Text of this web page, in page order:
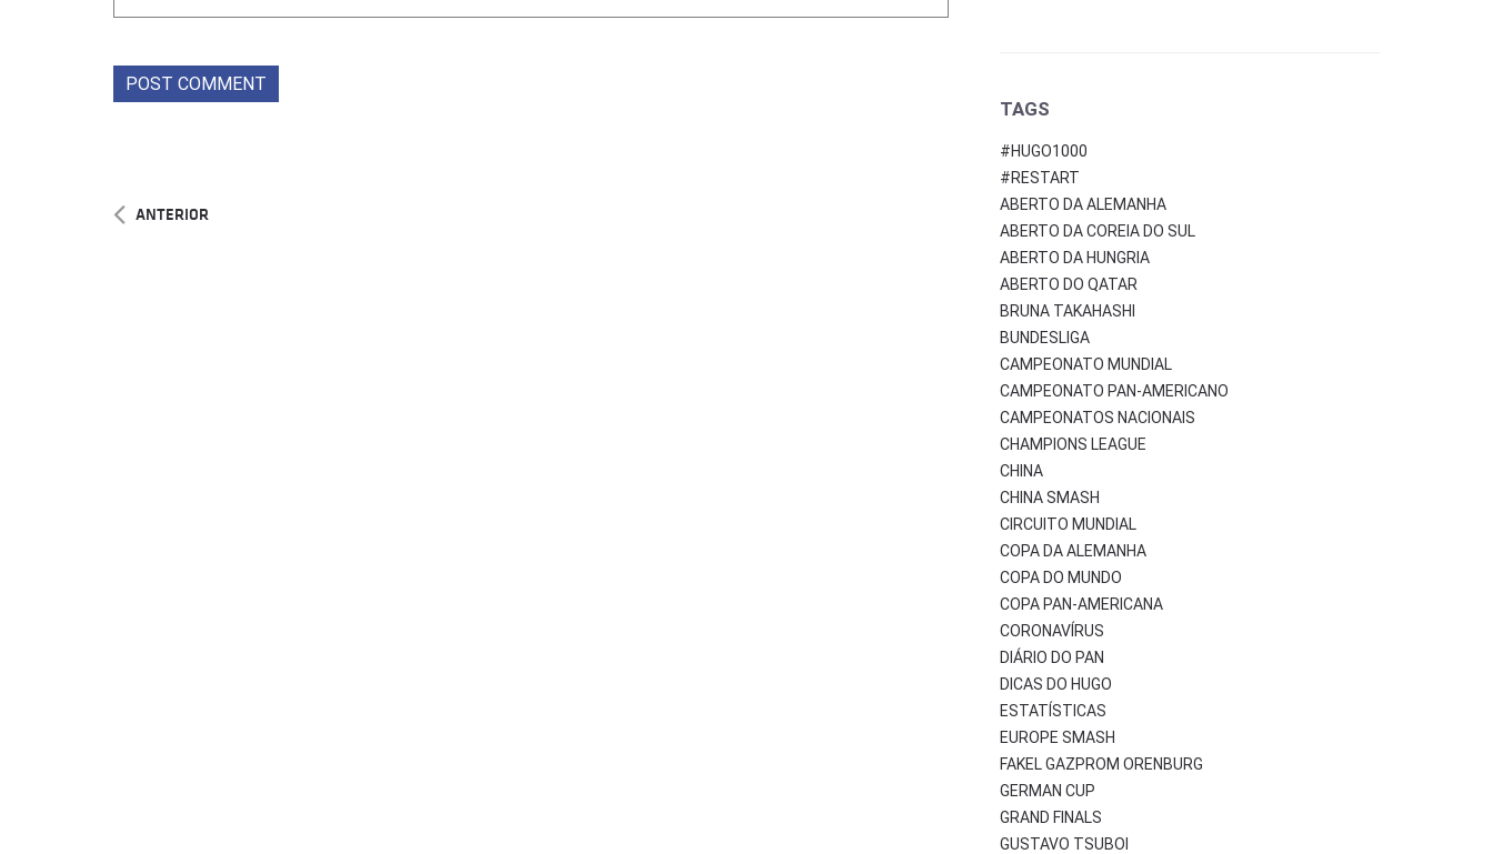
ANTERIOR
TAGS
#HUGO1000
#RESTART
ABERTO DA ALEMANHA
ABERTO DA COREIA DO SUL
ABERTO DA HUNGRIA
ABERTO DO QATAR
BRUNA TAKAHASHI
BUNDESLIGA
CAMPEONATO MUNDIAL
CAMPEONATO PAN-AMERICANO
CAMPEONATOS NACIONAIS
CHAMPIONS LEAGUE
CHINA
CHINA SMASH
CIRCUITO MUNDIAL
COPA DA ALEMANHA
COPA DO MUNDO
COPA PAN-AMERICANA
CORONAVÍRUS
DIÁRIO DO PAN
DICAS DO HUGO
ESTATÍSTICAS
EUROPE SMASH
FAKEL GAZPROM ORENBURG
GERMAN CUP
GRAND FINALS
GUSTAVO TSUBOI